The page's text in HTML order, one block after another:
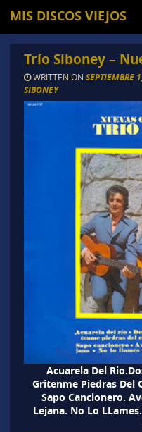
MIS DISCOS VIEJOS
Trío Siboney –
WRITTEN ON SEPTIEMBRE
SIBONEY
Acuarela Del
Gritenme Piedras Del
Sapo Cancionero.
Lejana. No Lo